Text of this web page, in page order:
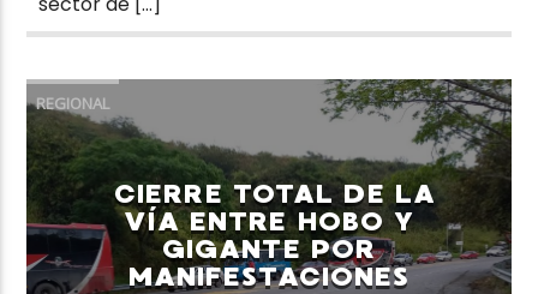
REGIONAL
CIERRE TOTAL DE LA
VÍA ENTRE HOBO Y
GIGANTE POR
MANIFESTACIONES